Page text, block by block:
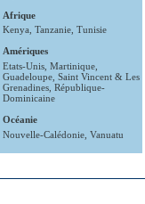
Afrique
Kenya Tanzanie Tunisie
Amériques
Etats-Unis Martinique
Guadeloupe Saint Vincent & Les
Grenadines République-
Dominicaine
Océanie
Nouvelle-Calédonie Vanuatu